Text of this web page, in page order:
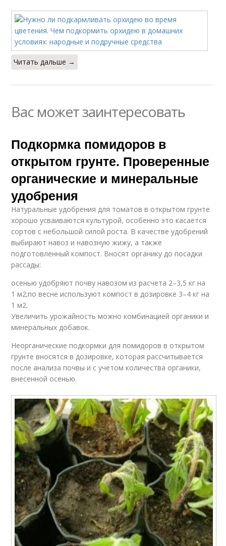
Читать дальше →
Вас может заинтересовать
Подкормка помидоров в
открытом грунте. Проверенные
органические и минеральные
удобрения
Натуральные удобрения для томатов в открытом грунте
хорошо усваиваются культурой, особенно это касается
сортов с небольшой силой роста. В качестве удобрений
выбирают навоз и навозную жижу, а также
подготовленный компост. Вносят органику до посадки
рассады:
осенью удобряют почву навозом из расчета 2–3,5 кг на
1 м2;по весне используют компост в дозировке 3–4 кг на
1 м2.
Увеличить урожайность можно комбинацией органики и
минеральных добавок.
Неорганические подкормки для помидоров в открытом
грунте вносятся в дозировке, которая рассчитывается
после анализа почвы и с учетом количества органики,
внесенной осенью.